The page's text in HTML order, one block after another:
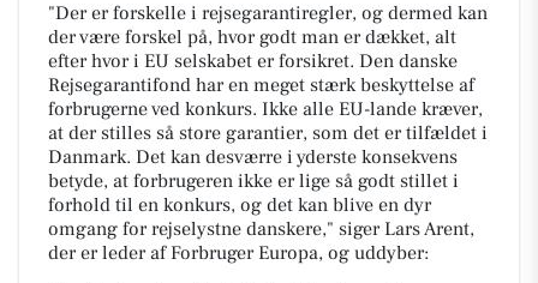
"Der er forskelle i rejsegarantiregler, og dermed kan
der være forskel på, hvor godt man er dækket, alt
efter hvor i EU selskabet er forsikret. Den danske
Rejsegarantifond har en meget stærk beskyttelse af
forbrugerne ved konkurs. Ikke alle EU-lande kræver,
at der stilles så store garantier, som det er tilfældet i
Danmark. Det kan desværre i yderste konsekvens
betyde, at forbrugeren ikke er lige så godt stillet i
forhold til en konkurs, og det kan blive en dyr
omgang for rejselystne danskere," siger Lars Arent,
der er leder af Forbruger Europa, og uddyber: